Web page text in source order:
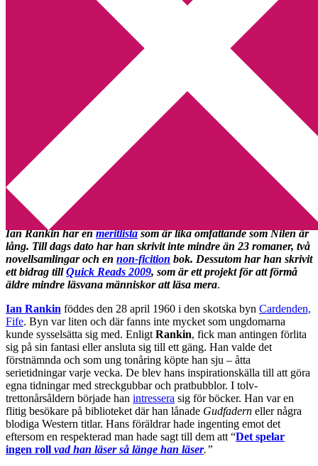
Utskriftscentralen
Min tv-blogg
You are here:Home Brittiska författare
Författarporträtt: Ian
Författarporträtt: Ian Rankin
2009-07-04 by
Ian Rankin har enmeritlistasom är lika omfattande som Nilen är
lång. Till dags dato har han skrivit inte mindre än 23 romaner, två
novellsamlingar och en non-ficition bok. Dessutom har han skrivit
ett bidrag tillQuick Reads 2009, som är ett projekt för att förmå
äldre mindre läsvana människor att läsa mera.
Ian Rankin föddes den 28 april 1960 i den skotska byn Cardenden,
Fife. Byn var liten och där fanns inte mycket som ungdomarna
kunde sysselsätta sig med. Enligt Rankin, fick man antingen förlita
sig på sin fantasi eller ansluta sig till ett gäng. Han valde det
förstnämnda och som ung tonåring köpte han sju – åtta
serietidningar varje vecka. De blev hans inspirationskälla till att göra
egna tidningar med streckgubbar och pratbubblor. I tolv-
trettonårsåldern började han intressera sig för böcker. Han var en
flitig besökare på biblioteket där han lånade Gudfadern eller några
blodiga Western titlar. Hans föräldrar hade ingenting emot det
eftersom en respekterad man hade sagt till dem att “Det spelar
ingen roll vad han läser så länge han läser.”